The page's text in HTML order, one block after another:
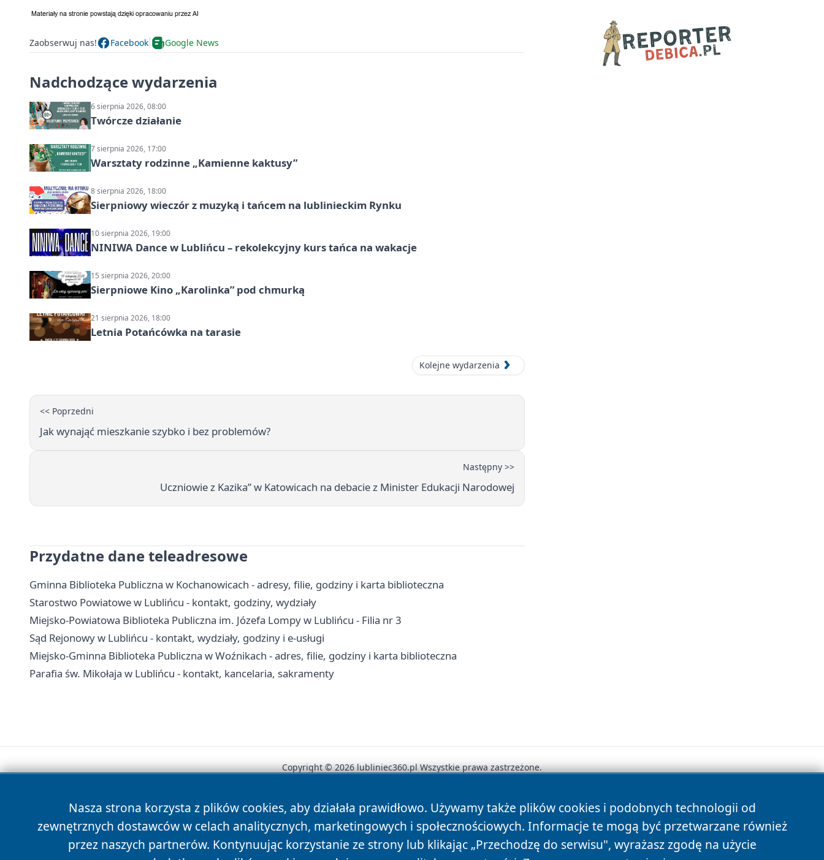
Zaobserwuj nas! Facebook Google News
Nadchodzące wydarzenia
6 sierpnia 2026, 08:00
Twórcze działanie
7 sierpnia 2026, 17:00
Warsztaty rodzinne „Kamienne kaktusy”
8 sierpnia 2026, 18:00
Sierpniowy wieczór z muzyką i tańcem na lublinieckim Rynku
10 sierpnia 2026, 19:00
NINIWA Dance w Lublińcu – rekolekcyjny kurs tańca na wakacje
15 sierpnia 2026, 20:00
Sierpniowe Kino „Karolinka” pod chmurką
21 sierpnia 2026, 18:00
Letnia Potańcówka na tarasie
Kolejne wydarzenia
<< Poprzedni
Jak wynająć mieszkanie szybko i bez problemów?
Następny >>
Uczniowie z Kazika” w Katowicach na debacie z Minister Edukacji Narodowej
Przydatne dane teleadresowe
Gminna Biblioteka Publiczna w Kochanowicach - adresy, filie, godziny i karta biblioteczna
Starostwo Powiatowe w Lublińcu - kontakt, godziny, wydziały
Miejsko-Powiatowa Biblioteka Publiczna im. Józefa Lompy w Lublińcu - Filia nr 3
Sąd Rejonowy w Lublińcu - kontakt, wydziały, godziny i e-usługi
Miejsko-Gminna Biblioteka Publiczna w Woźnikach - adres, filie, godziny i karta biblioteczna
Parafia św. Mikołaja w Lublińcu - kontakt, kancelaria, sakramenty
Nasza strona korzysta z plików cookies, aby działała prawidłowo. Używamy także plików cookies i podobnych technologii od
zewnętrznych dostawców w celach analitycznych, marketingowych i społecznościowych. Informacje te mogą być przetwarzane również
przez naszych partnerów. Kontynuując korzystanie ze strony lub klikając „Przechodzę do serwisu", wyrażasz zgodę na użycie
Copyright © 2026 lubliniec360.pl Wszystkie prawa zastrzeżone.
News Autorzy Polityka Prywatności Polityka Cookies